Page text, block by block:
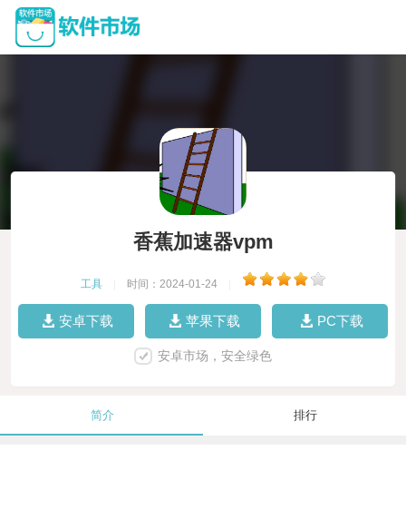
香蕉加速器vpm
工具 时间：2024-01-24
安卓下载 苹果下载 PC下载
安卓市场，安全绿色
简介 排行